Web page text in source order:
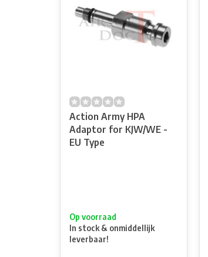
Action Army HPA
Adaptor for KJW/WE -
EU Type
Op voorraad
In stock & onmiddellijk
leverbaar!